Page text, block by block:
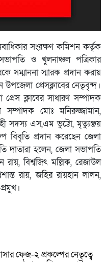
সংরক্ষণ কমিশন কর্তৃক
ও খুলনাঞ্চল পত্রিকার
সম্মাননা স্মারক প্রদান করায়
উপজেলা প্রেসক্লাবের নেতৃবৃন্দ।
প্রেস ক্লাবের সাধারণ সম্পাদক
মোঃ মনিরুজ্জামান,
সদস্য এস,এম ভুট্টো, মৃত্যুঞ্জয়
বিবৃতি প্রদান করেছেন জেলা
দাতারা হলেন, জেলা সভাপতি
বিশ্বজিৎ মল্লিক, রেজাউল
রায়, জহির রায়হান লালন,
ফেজ-২ প্রকল্পের নেতৃত্বে